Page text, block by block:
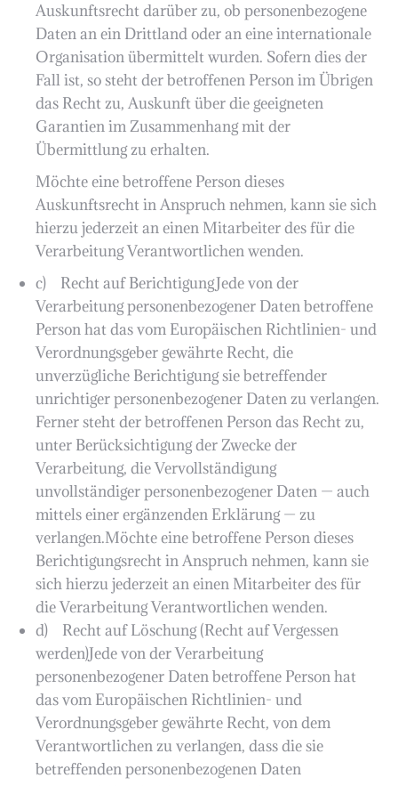
Auskunftsrecht darüber zu, ob personenbezogene
Daten an ein Drittland oder an eine internationale
Organisation übermittelt wurden. Sofern dies der
Fall ist, so steht der betroffenen Person im Übrigen
das Recht zu, Auskunft über die geeigneten
Garantien im Zusammenhang mit der
Übermittlung zu erhalten.
Möchte eine betroffene Person dieses
Auskunftsrecht in Anspruch nehmen, kann sie sich
hierzu jederzeit an einen Mitarbeiter des für die
Verarbeitung Verantwortlichen wenden.
c) Recht auf BerichtigungJede von der
Verarbeitung personenbezogener Daten betroffene
Person hat das vom Europäischen Richtlinien- und
Verordnungsgeber gewährte Recht, die
unverzügliche Berichtigung sie betreffender
unrichtiger personenbezogener Daten zu verlangen.
Ferner steht der betroffenen Person das Recht zu,
unter Berücksichtigung der Zwecke der
Verarbeitung, die Vervollständigung
unvollständiger personenbezogener Daten — auch
mittels einer ergänzenden Erklärung — zu
verlangen.Möchte eine betroffene Person dieses
Berichtigungsrecht in Anspruch nehmen, kann sie
sich hierzu jederzeit an einen Mitarbeiter des für
die Verarbeitung Verantwortlichen wenden.
d) Recht auf Löschung (Recht auf Vergessen
werden)Jede von der Verarbeitung
personenbezogener Daten betroffene Person hat
das vom Europäischen Richtlinien- und
Verordnungsgeber gewährte Recht, von dem
Verantwortlichen zu verlangen, dass die sie
betreffenden personenbezogenen Daten